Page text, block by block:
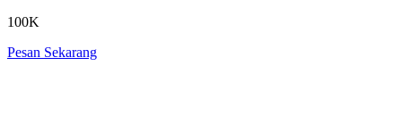
100K
Pesan Sekarang